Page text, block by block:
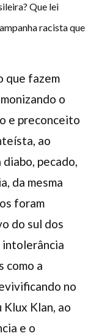
Que lei
racista que
que fazem
o
e preconceito
ao
pecado,
da mesma
foram
do sul dos
intolerância
como a
no
Klux Klan, ao
e o